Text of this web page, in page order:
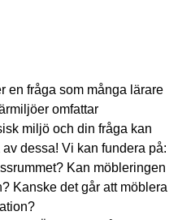
en fråga som många lärare
omfattar
miljö och din fråga kan
dessa! Vi kan fundera på:
Kan möbleringen
Kanske det går att möblera